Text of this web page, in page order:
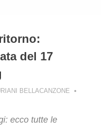
del 17
BELLACANZONE
ecco tutte le